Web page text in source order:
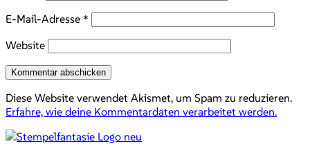
E-Mail-Adresse *
Website
Diese Website verwendet Akismet, um Spam zu reduzieren.
Erfahre, wie deine Kommentardaten verarbeitet werden.